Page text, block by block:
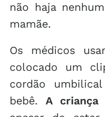
não haja
mamãe.
Os médicos
colocado um
cordão
bebê. A criança